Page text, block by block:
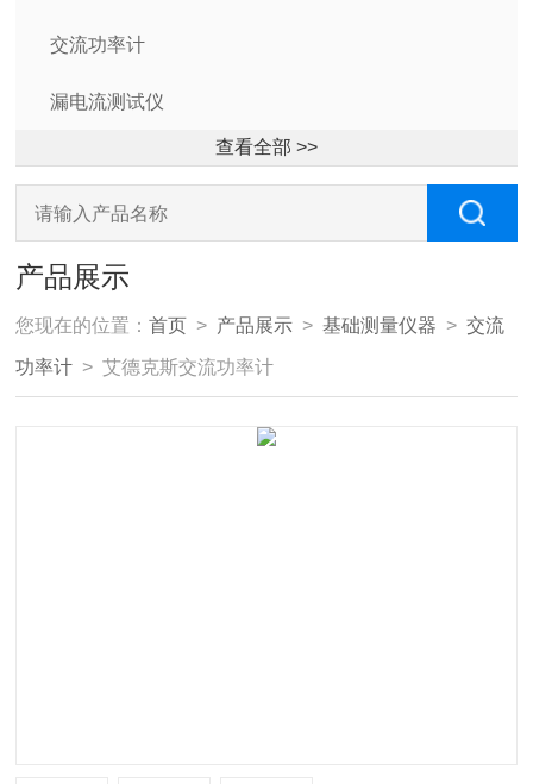
交流功率计
漏电流测试仪
查看全部 >>
产品展示
您现在的位置：首页 > 产品展示 >基础测量仪器 >交流
功率计 > 艾德克斯交流功率计